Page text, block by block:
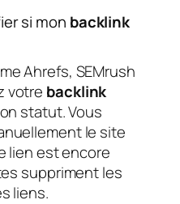
si mon backlink
Ahrefs, SEMrush
votre backlink
statut. Vous
le site
lien est encore
suppriment les
liens.